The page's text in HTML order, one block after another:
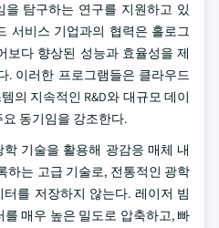
탐구하는 연구를 지원하고 있
서비스 기업과의 협력은 홀로그
보다 향상된 성능과 효율성을 제
. 이러한 프로그램들은 클라우드
의 지속적인 R&D와 대규모 데이
동기임을 강조한다.
기술을 활용해 광감응 매체 내
하는 고급 기술로, 전통적인 광학
를 저장하지 않는다. 레이저 빔
매우 높은 밀도로 압축하고, 빠